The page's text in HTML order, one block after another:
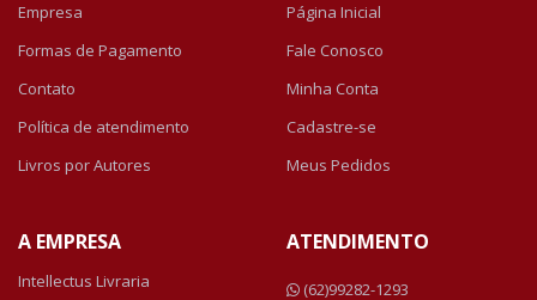
Empresa
Formas de Pagamento
Contato
Política de atendimento
Livros por Autores
Página Inicial
Fale Conosco
Minha Conta
Cadastre-se
Meus Pedidos
A EMPRESA
Intellectus Livraria
ATENDIMENTO
(62)99282-1293